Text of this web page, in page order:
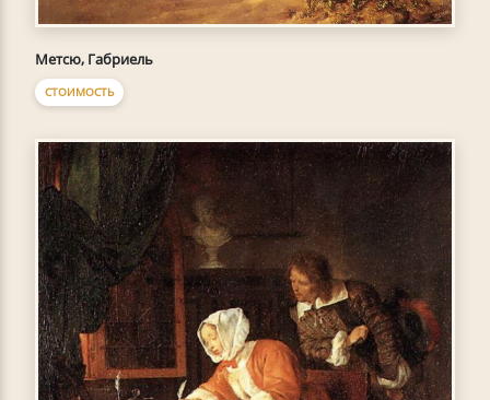
Метсю, Габриель
СТОИМОСТЬ